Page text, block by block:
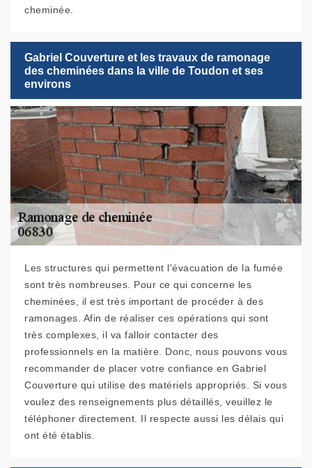
cheminée.
Gabriel Couverture et les travaux de ramonage
des cheminées dans la ville de Toudon et ses
environs
Les structures qui permettent l'évacuation de la fumée
sont très nombreuses. Pour ce qui concerne les
cheminées, il est très important de procéder à des
ramonages. Afin de réaliser ces opérations qui sont
très complexes, il va falloir contacter des
professionnels en la matière. Donc, nous pouvons vous
recommander de placer votre confiance en Gabriel
Couverture qui utilise des matériels appropriés. Si vous
voulez des renseignements plus détaillés, veuillez le
téléphoner directement. Il respecte aussi les délais qui
ont été établis.